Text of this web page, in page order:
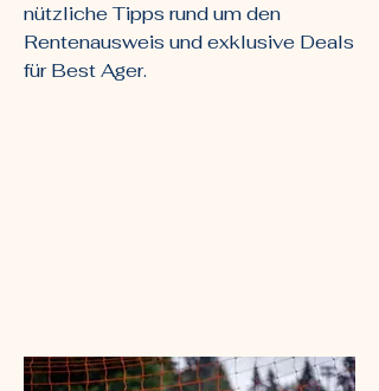
nützliche Tipps rund um den
Rentenausweis und exklusive Deals
für Best Ager.